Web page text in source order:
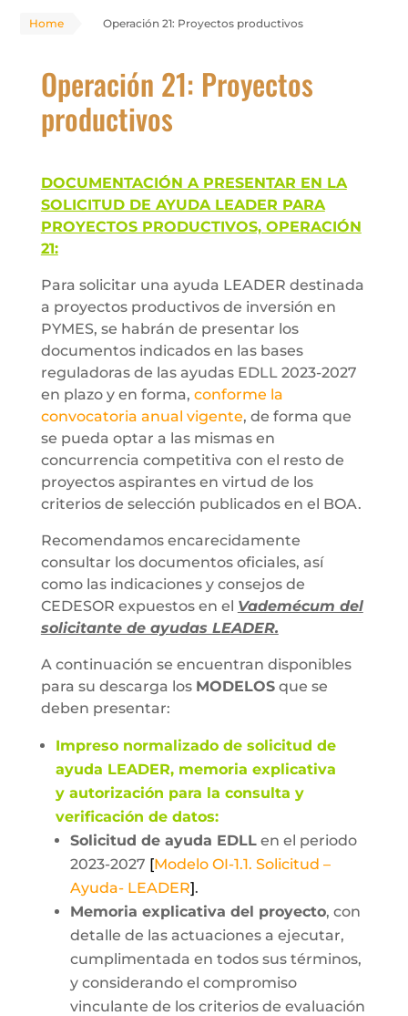
Home Operación 21: Proyectos productivos
Operación 21: Proyectos
productivos
DOCUMENTACIÓN A PRESENTAR EN LA
SOLICITUD DE AYUDA LEADER PARA
PROYECTOS PRODUCTIVOS, OPERACIÓN
21:
Para solicitar una ayuda LEADER destinada
a proyectos productivos de inversión en
PYMES, se habrán de presentar los
documentos indicados en las bases
reguladoras de las ayudas EDLL 2023-2027
en plazo y en forma, conforme la
convocatoria anual vigente, de forma que
se pueda optar a las mismas en
concurrencia competitiva con el resto de
proyectos aspirantes en virtud de los
criterios de selección publicados en el BOA.
Recomendamos encarecidamente
consultar los documentos oficiales, así
como las indicaciones y consejos de
CEDESOR expuestos en el Vademécum del
solicitante de ayudas LEADER.
A continuación se encuentran disponibles
para su descarga los MODELOSque se
deben presentar:
Impreso normalizado de solicitud de
ayuda LEADER,memoria explicativa
yautorización para la consulta y
verificación de datos:
Solicitud de ayuda EDLLen el periodo
2023-2027 [Modelo OI-1.1. Solicitud –
Ayuda- LEADER].
Memoria explicativa del proyecto, con
detalle de las actuaciones a ejecutar,
cumplimentada en todos sus términos,
y considerando el compromiso
vinculante de los criterios de evaluación